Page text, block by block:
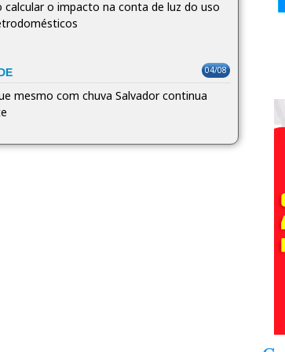
calcular o impacto na conta de luz do uso
04/08
mesmo com chuva Salvador continua